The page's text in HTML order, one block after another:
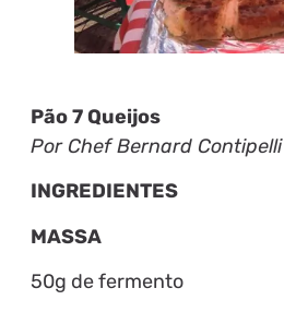
Pão 7 Queijos
Por Chef Bernard Contipelli
INGREDIENTES
MASSA
50g de fermento